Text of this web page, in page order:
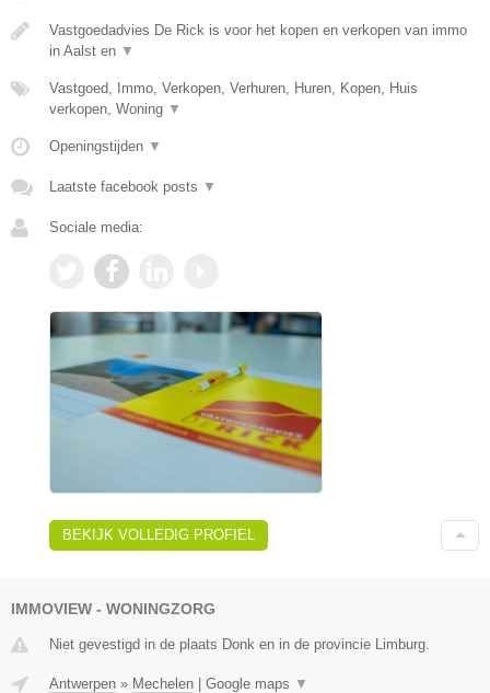
Vastgoedadvies De Rick is voor het kopen en verkopen van immo
in Aalst en ▼
Vastgoed, Immo, Verkopen, Verhuren, Huren, Kopen, Huis
verkopen, Woning ▼
Openingstijden ▼
Laatste facebook posts ▼
Sociale media:
BEKIJK VOLLEDIG PROFIEL
IMMOVIEW - WONINGZORG
Niet gevestigd in de plaats Donk en in de provincie Limburg.
Antwerpen » Mechelen | Google maps ▼